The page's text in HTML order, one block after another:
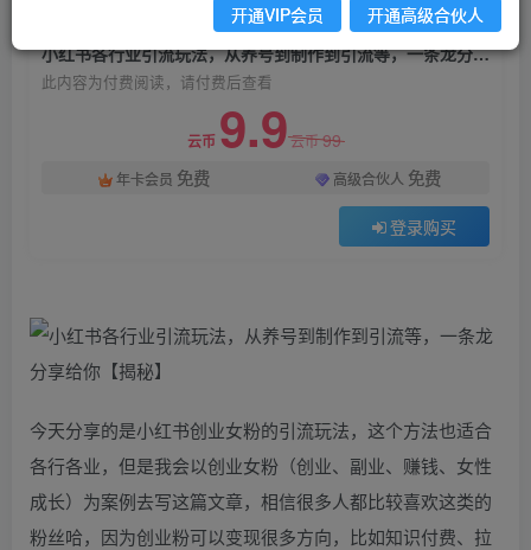
小红书各行业引流玩法，从养号到制作到引流等，一条龙分享给你【揭秘】
此内容为付费阅读，请付费后查看
云币 9.9云币99
年卡会员 免费 高级合伙人 免费
登录购买
今天分享的是小红书创业女粉的引流玩法，这个方法也适合
各行各业，但是我会以创业女粉（创业、副业、赚钱、女性
成长）为案例去写这篇文章，相信很多人都比较喜欢这类的
粉丝哈，因为创业粉可以变现很多方向，比如知识付费、拉
开通VIP会员 开通高级合伙人